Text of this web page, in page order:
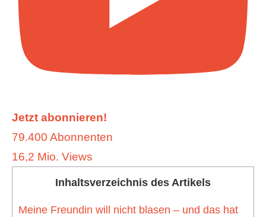
Jetzt abonnieren!
79.400 Abonnenten
16,2 Mio. Views
Inhaltsverzeichnis des Artikels
Meine Freundin will nicht blasen – und das hat